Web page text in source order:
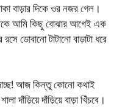
বাড়ার দিকে ওর নজর গেল।
আমি কিছু বোঝার আগেই এক
ডোবানো টাটানো বাড়াটা ধরে
আজ কিন্তু কোনো কথাই
দাঁড়িয়ে বাড়া খিঁচবে।